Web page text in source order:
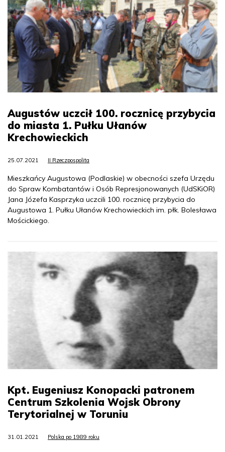
Augustów uczcił 100. rocznicę przybycia
do miasta 1. Pułku Ułanów
Krechowieckich
25.07.2021 II Rzeczpospolita
Mieszkańcy Augustowa (Podlaskie) w obecności szefa Urzędu
do Spraw Kombatantów i Osób Represjonowanych (UdSKiOR)
Jana Józefa Kasprzyka uczcili 100. rocznicę przybycia do
Augustowa 1. Pułku Ułanów Krechowieckich im. płk. Bolesława
Mościckiego.
Kpt. Eugeniusz Konopacki patronem
Centrum Szkolenia Wojsk Obrony
Terytorialnej w Toruniu
31.01.2021 Polska po 1989 roku